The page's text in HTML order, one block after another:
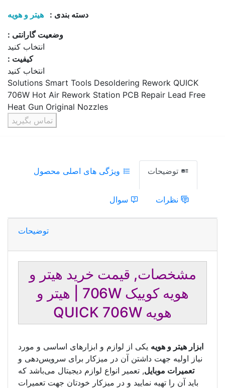
دسته بندی :
هیتر و هویه
وضعیت گارانتی :
انتخاب کنید
کیفیت :
انتخاب کنید
Solutions Smart Tools Desoldering Rework QUICK
706W Hot Air Rework Station PCB Repair Lead Free
Heat Gun Original Nozzles
تماس بگیرید
توضیحات ویژگی های اصلی محصول
نظرات سوال
توضیحات
مشخصات, قیمت خرید هیتر و
هویه کوییک 706W | هیتر و
هویه QUICK 706W
ابزار هیتر و هویه یکی از لوازم و ابزار‌های اساسی و مورد
نیاز اولیه جهت داشتن آن در میز‌کار برای سرویس‌دهی و
تعمیرات موبایل, تعمیر انواع لوازم دیجیتال می‌باشد که
باید آن را تهیه نمایید و در میزکار خودتان جهت تعمیرات